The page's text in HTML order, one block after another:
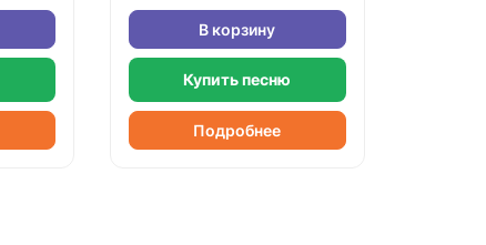
В корзину
Купить песню
Подробнее